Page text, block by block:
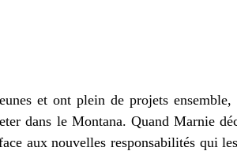
et ont plein de projets
dans le Montana. Quand Marnie
aux nouvelles responsabilités qui